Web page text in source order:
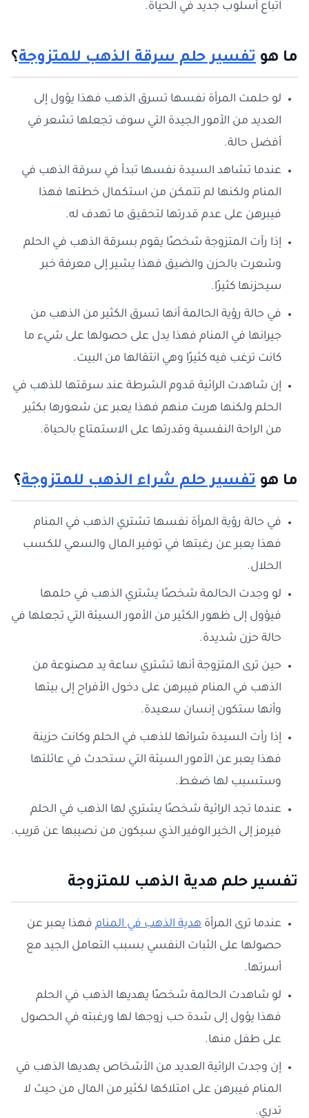
اتباع أسلوب جديد في الحياة.
ما هو تفسير حلم سرقة الذهب للمتزوجة؟
لو حلمت المرأة نفسها تسرق الذهب فهذا يؤول إلى
العديد من الأمور الجيدة التي سوف تجعلها تشعر في
أفضل حالة.
عندما تشاهد السيدة نفسها تبدأ في سرقة الذهب في
المنام ولكنها لم تتمكن من استكمال خطتها فهذا
فيبرهن على عدم قدرتها لتحقيق ما تهدف له.
إذا رأت المتزوجة شخصًا يقوم بسرقة الذهب في الحلم
وشعرت بالحزن والضيق فهذا يشير إلى معرفة خبر
سيحزنها كثيرًا.
في حالة رؤية الحالمة أنها تسرق الكثير من الذهب من
جيرانها في المنام فهذا يدل على حصولها على شيء ما
كانت ترغب فيه كثيرًا وهي انتقالها من البيت.
إن شاهدت الرائية قدوم الشرطة عند سرقتها للذهب في
الحلم ولكنها هربت منهم فهذا يعبر عن شعورها بكثير
من الراحة النفسية وقدرتها على الاستمتاع بالحياة.
ما هو تفسير حلم شراء الذهبللمتزوجة؟
في حالة رؤية المرأة نفسها تشتري الذهب في المنام
فهذا يعبر عن رغبتها في توفير المال والسعي للكسب
الحلال.
لو وجدت الحالمة شخصًا يشتري الذهب في حلمها
فيؤول إلى ظهور الكثير من الأمور السيئة التي تجعلها في
حالة حزن شديدة.
حين ترى المتزوجة أنها تشتري ساعة يد مصنوعة من
الذهب في المنام فيبرهن على دخول الأفراح إلى بيتها
وأنها ستكون إنسان سعيدة.
إذا رأت السيدة شرائها للذهب في الحلم وكانت حزينة
فهذا يعبر عن الأمور السيئة التي ستحدث في عائلتها
وستسبب لها ضغط.
عندما تجد الرائية شخصًا يشتري لها الذهب في الحلم
فيرمز إلى الخير الوفير الذي سيكون من نصيبها عن قريب.
تفسير حلم هدية الذهب للمتزوجة
عندما ترى المرأة هدية الذهب في المنام فهذا يعبر عن
حصولها على الثبات النفسي بسبب التعامل الجيد مع
أسرتها.
لو شاهدت الحالمة شخصًا يهديها الذهب في الحلم
فهذا يؤول إلى شدة حب زوجها لها ورغبته في الحصول
على طفل منها.
إن وجدت الرائية العديد من الأشخاص يهديها الذهب في
المنام فيبرهن على امتلاكها لكثير من المال من حيث لا
تدري.